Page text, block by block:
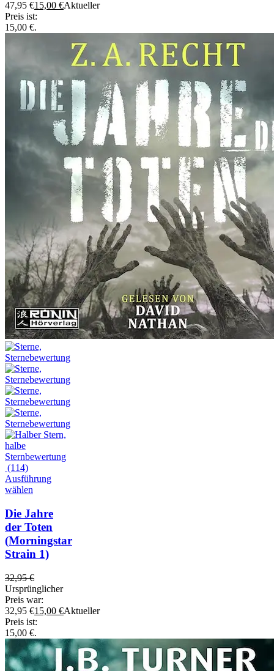
47,95 €15,00 €Aktueller
Preis ist:
15,00 €.
(114)
Ausführung
wählen
Die Jahre
der Toten
(Morningstar
Strain 1)
32,95€
Ursprünglicher
Preis war:
32,95 €15,00 €Aktueller
Preis ist:
15,00 €.